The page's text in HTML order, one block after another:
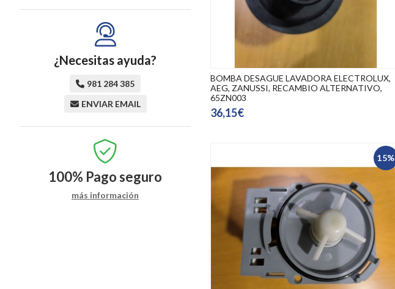
BOMBA DESAGUE LAVADORA ELECTROLUX,
AEG, ZANUSSI, RECAMBIO ALTERNATIVO,
65ZN003
36,15€
15%
¿Necesitas ayuda?
981 284 385
ENVIAR EMAIL
100% Pago seguro
más información